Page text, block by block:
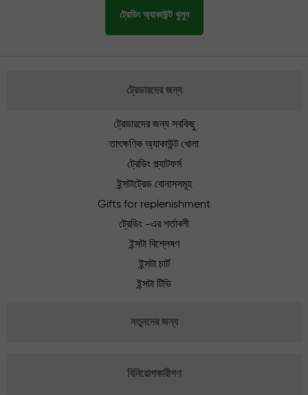
ট্রেডিং অ্যাকাউন্ট খুলুন
ট্রেডারদের জন্য
ট্রেডারদের জন্য সবকিছু
তাৎক্ষণিক অ্যাকাউন্ট খোলা
ট্রেডিং প্ল্যাটফর্ম
ইন্সটাট্রেড বোনাসসমূহ
Gifts for replenishment
ট্রেডিং -এর শর্তাবলী
ইন্সটা বিশ্লেষণ
ইন্সটা চার্ট
ইন্সটা টিভি
নতুনদের জন্য
বিনিয়োগকারীগণ